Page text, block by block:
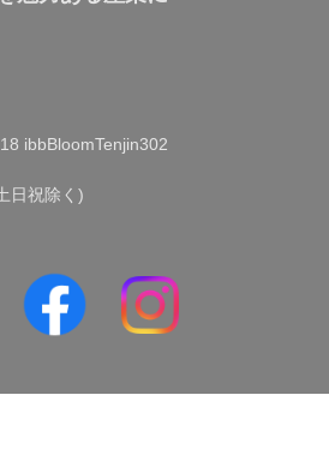
ibbBloomTenjin302
祝除く)